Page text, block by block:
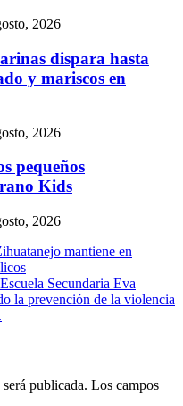
2026
dispara hasta
y mariscos en
2026
pequeños
Kids
2026
mantiene en
Secundaria Eva
la prevención de la violencia
publicada. Los campos